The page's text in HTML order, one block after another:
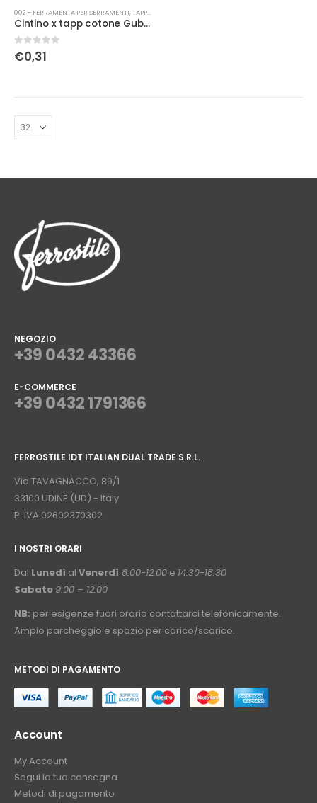
002 - FERRAMENTA PER SERRAMENTI,TAPPARELLE-VENEZIANE
Cintino x tapp cotone Gubra elegante bicolore (marrone)
0Su 5
€0,31
NEGOZIO
+39 0432 43366
E-COMMERCE
+39 0432 1791366
FERROSTILE IDT ITALIAN DUAL TRADE S.R.L.
Via TAVAGNACCO, 89/1
33100 UDINE (UD) - Italy
P. IVA 02602370302
I NOSTRI ORARI
Dal Lunedì al Venerdì 8.00-12.00 e 14.30-18.30
Sabato 9.00 – 12.00
NB: per esigenze fuori orario contattarci telefonicamente.
Ampio parcheggio e spazio per carico/scarico.
METODI DI PAGAMENTO
Account
My Account
Segui la tua consegna
Metodi di pagamento